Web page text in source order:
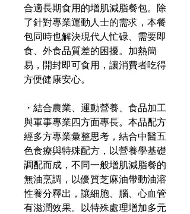
合適長期食用的增肌減脂餐包。除
了針對專業運動人士的需求，本餐
包同時也解決現代人忙碌、需要即
食、外食品質差的困擾。加熱簡
易，開封即可食用，讓消費者吃得
方便健康安心。
・結合農業、運動營養、食品加工
與軍事專業四方面專長。本品配方
經多方專業彙整思考，結合中醫五
色食療與特殊配方，以營養學基礎
調配而成，不同一般增肌減脂餐的
無油烹調，以優質芝麻油帶動油溶
性養分釋出，讓細胞、腦、心血管
有滋潤效果。以特殊處理增加多元